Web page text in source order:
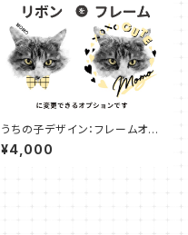
うちの子デザイン：フレームオプ
ション
¥4,000